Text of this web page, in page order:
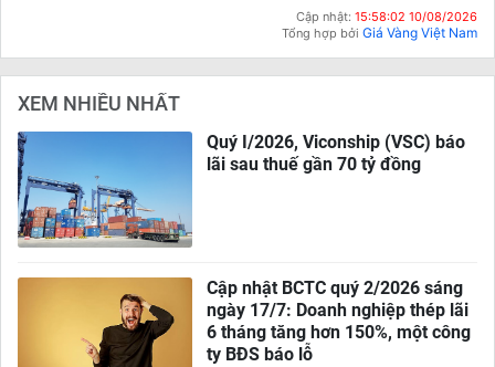
Cập nhật: 15:58:02 10/08/2026
Tổng hợp bởi Giá Vàng Việt Nam
XEM NHIỀU NHẤT
Quý I/2026, Viconship (VSC) báo
lãi sau thuế gần 70 tỷ đồng
Cập nhật BCTC quý 2/2026 sáng
ngày 17/7: Doanh nghiệp thép lãi
6 tháng tăng hơn 150%, một công
ty BĐS báo lỗ